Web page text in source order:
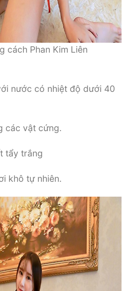
cách Phan Kim Liên
nước có nhiệt độ dưới 40
các vật cứng.
tẩy trắng
khô tự nhiên.